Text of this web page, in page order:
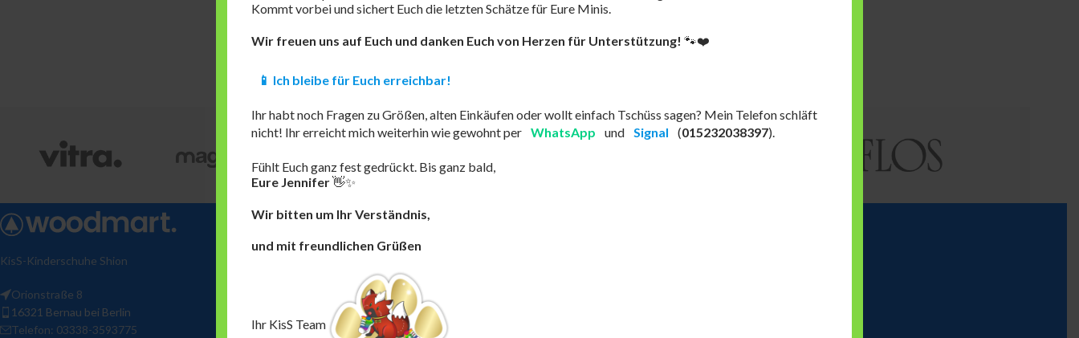
KisS-Kinderschuhe Shion
Orionstraße 8
16321 Bernau bei Berlin
Telefon: 03338-3593775
Kommt vorbei und sichert Euch die letzten Schätze für Eure Minis.
Wir freuen uns auf Euch und danken Euch von Herzen für Unterstützung! 🐾❤️
📱 Ich bleibe für Euch erreichbar!
Ihr habt noch Fragen zu Größen, alten Einkäufen oder wollt einfach Tschüss sagen? Mein Telefon schläft
nicht! Ihr erreicht mich weiterhin wie gewohnt per WhatsApp und Signal (015232038397).
Fühlt Euch ganz fest gedrückt. Bis ganz bald,
Eure Jennifer👋✨
Wir bitten um Ihr Verständnis,
und mit freundlichen Grüßen
Ihr KisS Team